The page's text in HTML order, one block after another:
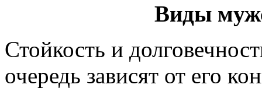
Виды
Стойкость и
очередь зависят от его